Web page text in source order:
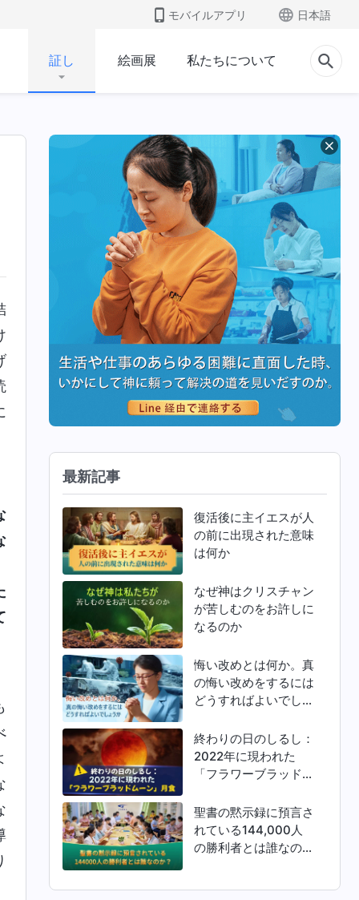
モバイルアプリ 日本語
証し 絵画展 私たちについて
最新記事
復活後に主イエスが人
の前に出現された意味
は何か
なぜ神はクリスチャン
が苦しむのをお許しに
なるのか
悔い改めとは何か。真
の悔い改めをするには
どうすればよいでしょ
終わりの日のしるし：
2022年に現われた
「フラワーブラッドム
聖書の黙示録に預言さ
れている144,000人
の勝利者とは誰なの